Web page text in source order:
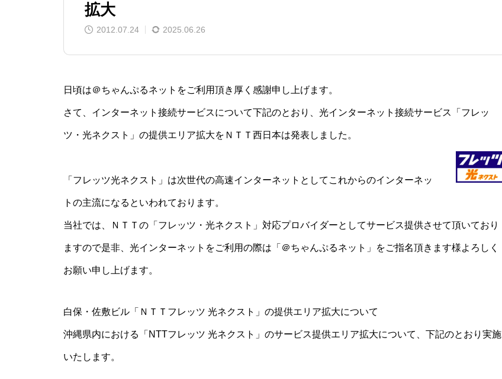
拡大
2012.07.24 2025.06.26
日頃は＠ちゃんぷるネットをご利用頂き厚く感謝申し上げます。
さて、インターネット接続サービスについて下記のとおり、光インターネット接続サービス「フレッ
ツ・光ネクスト」の提供エリア拡大をＮＴＴ西日本は発表しました。
「フレッツ光ネクスト」は次世代の高速インターネットとしてこれからのインターネッ
トの主流になるといわれております。
当社では、ＮＴＴの「フレッツ・光ネクスト」対応プロバイダーとしてサービス提供させて頂いており
ますので是非、光インターネットをご利用の際は「＠ちゃんぷるネット」をご指名頂きます様よろしく
お願い申し上げます。
白保・佐敷ビル「ＮＴＴフレッツ 光ネクスト」の提供エリア拡大について
沖縄県内における「NTTフレッツ 光ネクスト」のサービス提供エリア拡大について、下記のとおり実施
いたします。